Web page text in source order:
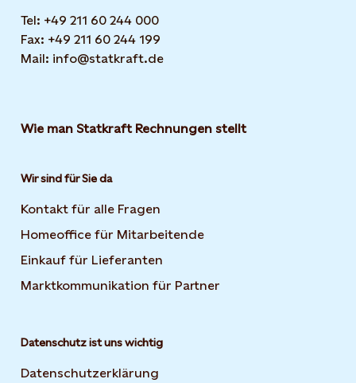
Tel: +49 211 60 244 000
Fax: +49 211 60 244 199
Mail: info@statkraft.de
Wie man Statkraft Rechnungen stellt
Wir sind für Sie da
Kontakt für alle Fragen
Homeoffice für Mitarbeitende
Einkauf für Lieferanten
Marktkommunikation für Partner
Datenschutz ist uns wichtig
Datenschutzerklärung